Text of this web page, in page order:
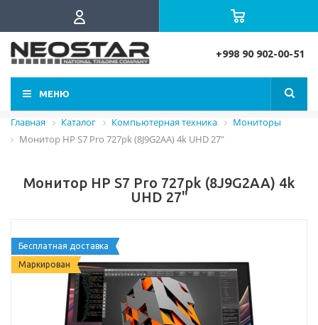
+998 90 902-00-51
МЕНЮ
Главная Каталог Компьютерная техника
Мониторы
Монитор HP S7 Pro 727pk (8J9G2AA) 4k UHD 27"
Монитор HP S7 Pro 727pk (8J9G2AA) 4k
UHD 27"
Бесплатная доставка
Маркирован